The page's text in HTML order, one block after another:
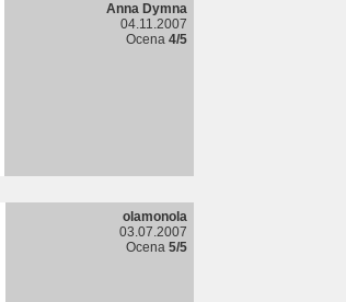
Anna Dymna
04.11.2007
Ocena 4/5
olamonola
03.07.2007
Ocena 5/5